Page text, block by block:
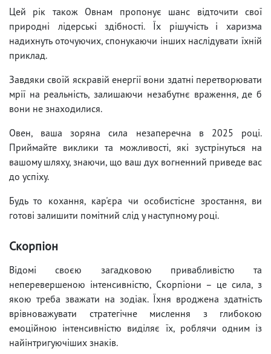
Цей рік також Овнам пропонує шанс відточити свої
природні лідерські здібності. Їх рішучість і харизма
надихнуть оточуючих, спонукаючи інших наслідувати їхній
приклад.
Завдяки своїй яскравій енергії вони здатні перетворювати
мрії на реальність, залишаючи незабутнє враження, де б
вони не знаходилися.
Овен, ваша зоряна сила незаперечна в 2025 році.
Приймайте виклики та можливості, які зустрінуться на
вашому шляху, знаючи, що ваш дух вогненний приведе вас
до успіху.
Будь то кохання, кар'єра чи особистісне зростання, ви
готові залишити помітний слід у наступному році.
Скорпіон
Відомі своєю загадковою привабливістю та
неперевершеною інтенсивністю, Скорпіони – це сила, з
якою треба зважати на зодіак. Їхня вроджена здатність
врівноважувати стратегічне мислення з глибокою
емоційною інтенсивністю виділяє їх, роблячи одним із
найінтригуючіших знаків.